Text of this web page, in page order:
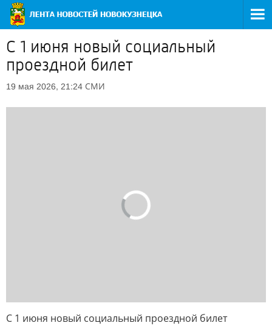
С 1 июня новый социальный
проездной билет
19 мая 2026, 21:24 СМИ
С 1 июня новый социальный проездной билет